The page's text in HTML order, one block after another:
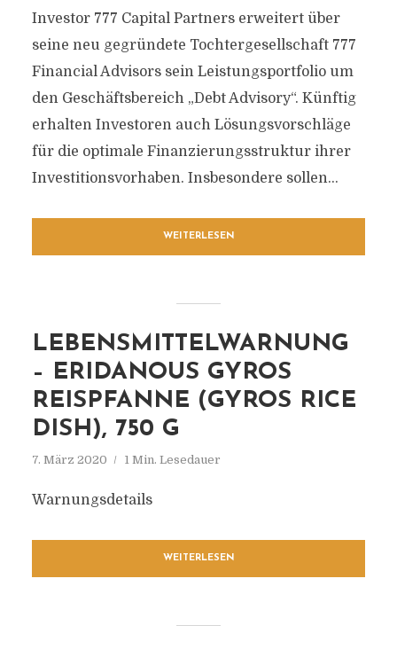
Investor 777 Capital Partners erweitert über
seine neu gegründete Tochtergesellschaft 777
Financial Advisors sein Leistungsportfolio um
den Geschäftsbereich „Debt Advisory“. Künftig
erhalten Investoren auch Lösungsvorschläge
für die optimale Finanzierungsstruktur ihrer
Investitionsvorhaben. Insbesondere sollen...
WEITERLESEN
LEBENSMITTELWARNUNG
– ERIDANOUS GYROS
REISPFANNE (GYROS RICE
DISH), 750 G
7. März 2020 1 Min. Lesedauer
Warnungsdetails
WEITERLESEN